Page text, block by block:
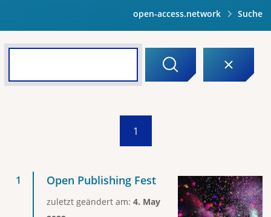
open-access.network Suche
1
Open Publishing Fest
zuletzt geändert am: 4. May